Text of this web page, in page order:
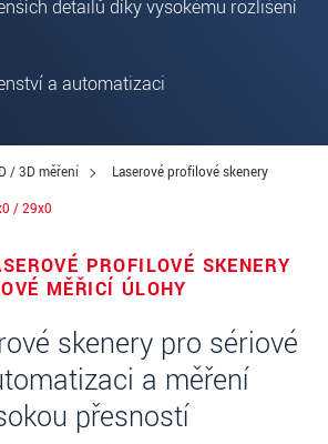
detailů díky vysokému rozlišení
a automatizaci
/ 3D měření
Laserové profilové skenery
/ 29x0
PROFILOVÉ SKENERY
MĚŘICÍ ÚLOHY
skenery pro sériové
a měření
přesností
me informed about product
by e-mail.